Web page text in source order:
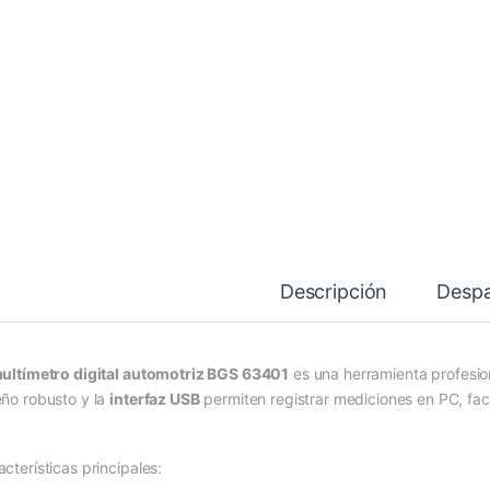
Descripción
digital automotriz BGS 63401 es una herramienta
robusto y la interfaz USBpermiten registrar mediciones en PC,
principales: